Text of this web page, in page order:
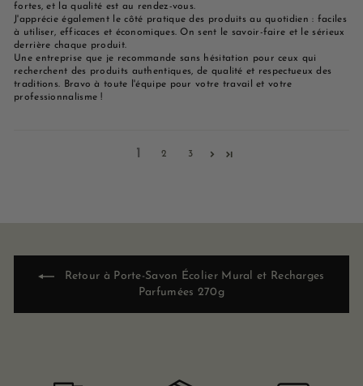
fortes, et la qualité est au rendez-vous.
J'apprécie également le côté pratique des produits au quotidien : faciles
à utiliser, efficaces et économiques. On sent le savoir-faire et le sérieux
derrière chaque produit.
Une entreprise que je recommande sans hésitation pour ceux qui
recherchent des produits authentiques, de qualité et respectueux des
traditions. Bravo à toute l'équipe pour votre travail et votre
professionnalisme !
1 2 3
Retour à Porte-Savon Écolier Mural et Recharges
Parfumées 270g